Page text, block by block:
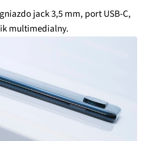
jack 3,5 mm, port USB-C,
multimedialny.